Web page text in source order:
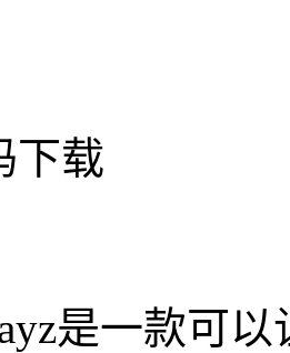
下载
是一款可